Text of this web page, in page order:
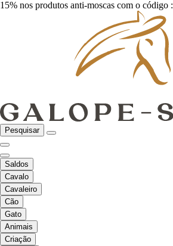
15% nos produtos anti-moscas com o código :
Pesquisar
Saldos
Cavalo
Cavaleiro
Cão
Gato
Animais
Criação